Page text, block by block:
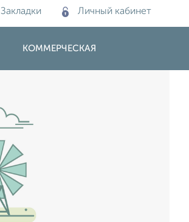
Закладки Личный кабинет
КОММЕРЧЕСКАЯ